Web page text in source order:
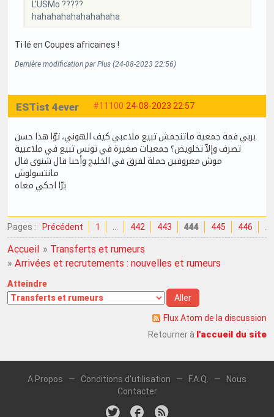
L'USMo ?????
hahahahahahahahaha
Ti lé en Coupes africaines !
Dernière modification par Plus (24-08-2023 22:56)
#11100 24-08-2023 22:57
ESTist 4ever
بربي فمة جمعية ماتنجمش تبيع ملاعبي كيف الهوني، توّا هذا حسن
تصرف وإلاّ تخلويض؟ جمعيات صغيرة في تونس تبيع في ملاعبية
موش معروفين جملة لفرق في الخليج وأحنا قال شنوى قال
مانتسولوش
برّا احكي معاه
Pages : Précédent 1 442 443 444 445 446
Accueil » Transferts et rumeurs
» Arrivées et recrutements : nouvelles et rumeurs
Atteindre
Flux Atom de la discussion
Retourner à l'accueil du site
A Propos — Conditions d'utilisation — F.A.Q. —
Nous
Contacter